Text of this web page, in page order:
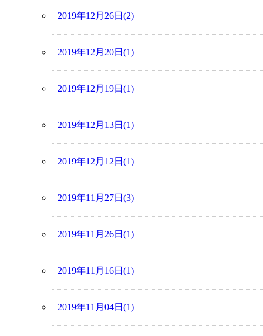
2019年12月26日(2)
2019年12月20日(1)
2019年12月19日(1)
2019年12月13日(1)
2019年12月12日(1)
2019年11月27日(3)
2019年11月26日(1)
2019年11月16日(1)
2019年11月04日(1)